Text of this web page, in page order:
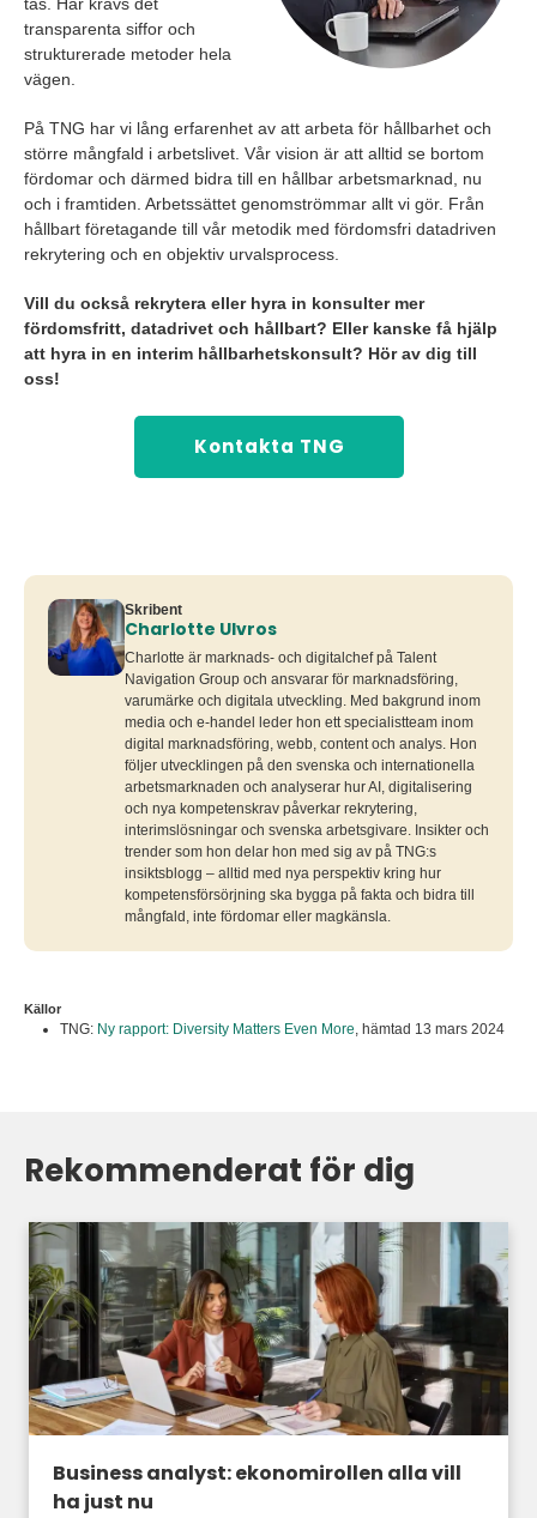
transparenta siffor och
strukturerade metoder hela
vägen.
På TNG har vi lång erfarenhet av att arbeta för hållbarhet och
större mångfald i arbetslivet. Vår vision är att alltid se bortom
fördomar och därmed bidra till en hållbar arbetsmarknad, nu
och i framtiden. Arbetssättet genomströmmar allt vi gör. Från
hållbart företagande till vår metodik med fördomsfri datadriven
rekrytering och en objektiv urvalsprocess.
Vill du också rekrytera eller hyra in konsulter mer
fördomsfritt, datadrivet och hållbart? Eller kanske få hjälp
att hyra in en interim hållbarhetskonsult? Hör av dig till
oss!
Kontakta TNG
Skribent
Charlotte Ulvros
Charlotte är marknads- och digitalchef på Talent
Navigation Group och ansvarar för marknadsföring,
varumärke och digitala utveckling. Med bakgrund inom
media och e-handel leder hon ett specialistteam inom
digital marknadsföring, webb, content och analys. Hon
följer utvecklingen på den svenska och internationella
arbetsmarknaden och analyserar hur AI, digitalisering
och nya kompetenskrav påverkar rekrytering,
interimslösningar och svenska arbetsgivare. Insikter och
trender som hon delar hon med sig av på TNG:s
insiktsblogg – alltid med nya perspektiv kring hur
kompetensförsörjning ska bygga på fakta och bidra till
mångfald, inte fördomar eller magkänsla.
Källor
TNG: Ny rapport: Diversity Matters Even More, hämtad 13 mars 2024
Rekommenderat för dig
Business analyst: ekonomirollen alla vill
ha just nu